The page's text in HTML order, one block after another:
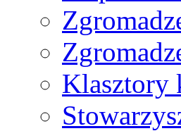
Klasztory